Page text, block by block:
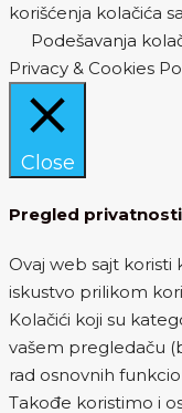
korišćenja kolačića
Podešavanja
Privacy & Cookies
Close
Pregled privatnosti
Ovaj web sajt koristi
iskustvo prilikom
Kolačići koji su
vašem pregledaču
rad osnovnih
Takođe koristimo i